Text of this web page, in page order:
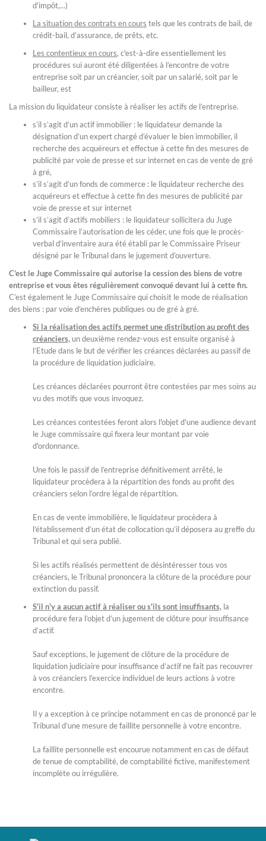
d'impôt,...)
La situation des contrats en cours tels que les contrats de bail, de
crédit-bail, d’assurance, de prêts, etc.
Les contentieux en cours, c'est-à-dire essentiellement les
procédures sui auront été diligentées à l’encontre de votre
entreprise soit par un créancier, soit par un salarié, soit par le
bailleur, est
La mission du liquidateur consiste à réaliser les actifs de l’entreprise.
s’il s’agit d’un actif immobilier : le liquidateur demande la
désignation d’un expert chargé d’évaluer le bien immobilier, il
recherche des acquéreurs et effectue à cette fin des mesures de
publicité par voie de presse et sur internet en cas de vente de gré
à gré,
s’il s’agit d’un fonds de commerce : le liquidateur recherche des
acquéreurs et effectue à cette fin des mesures de publicité par
voie de presse et sur internet
s’il s’agit d’actifs mobiliers : le liquidateur sollicitera du Juge
Commissaire l’autorisation de les céder, une fois que le procès-
verbal d’inventaire aura été établi par le Commissaire Priseur
désigné par le Tribunal dans le jugement d’ouverture.
C’est le Juge Commissaire qui autorise la cession des biens de votre
entreprise et vous êtes régulièrement convoqué devant lui à cette fin.
C’est également le Juge Commissaire qui choisit le mode de réalisation
des biens : par voie d’enchères publiques ou de gré à gré.
Si la réalisation des actifs permet une distribution au profit des
créanciers,un deuxième rendez-vous est ensuite organisé à
l’Etude dans le but de vérifier les créances déclarées au passif de
la procédure de liquidation judiciaire.
Les créances déclarées pourront être contestées par mes soins au
vu des motifs que vous invoquez.
Les créances contestées feront alors l'objet d'une audience devant
le Juge commissaire qui fixera leur montant par voie
d'ordonnance.
Une fois le passif de l’entreprise définitivement arrêté, le
liquidateur procèdera à la répartition des fonds au profit des
créanciers selon l’ordre légal de répartition.
En cas de vente immobilière, le liquidateur procèdera à
l’établissement d’un état de collocation qu’il déposera au greffe du
Tribunal et qui sera publié.
Si les actifs réalisés permettent de désintéresser tous vos
créanciers, le Tribunal prononcera la clôture de la procédure pour
extinction du passif.
S'il n'y a aucun actif à réaliser ou s'ils sont insuffisants, la
procédure fera l’objet d’un jugement de clôture pour insuffisance
d’actif.
Sauf exceptions, le jugement de clôture de la procédure de
liquidation judiciaire pour insuffisance d’actif ne fait pas recouvrer
à vos créanciers l’exercice individuel de leurs actions à votre
encontre.
Il y a exception à ce principe notamment en cas de prononcé par le
Tribunal d’une mesure de faillite personnelle à votre encontre.
La faillite personnelle est encourue notamment en cas de défaut
de tenue de comptabilité, de comptabilité fictive, manifestement
incomplète ou irrégulière.